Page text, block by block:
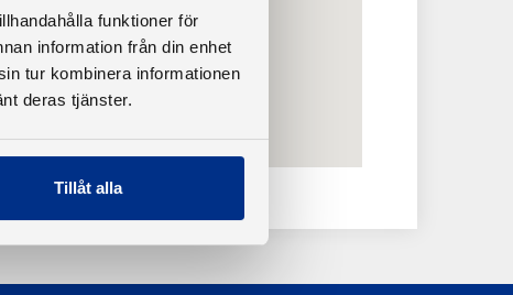
funktioner för
information från din enhet
tur kombinera informationen
deras tjänster.
Tillåt alla